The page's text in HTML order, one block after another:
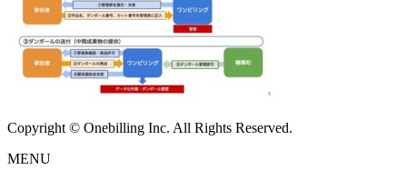
Copyright © Onebilling Inc. All Rights Reserved.
MENU